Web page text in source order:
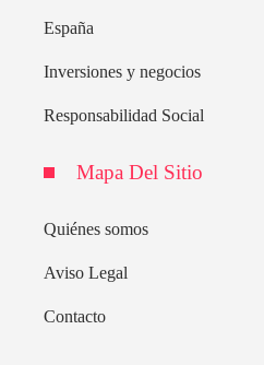
España
Inversiones y negocios
Responsabilidad Social
Mapa Del Sitio
Quiénes somos
Aviso Legal
Contacto